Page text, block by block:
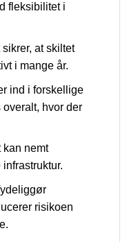
fleksibilitet i
at skiltet
i mange år.
ind i forskellige
hvor der
kan nemt
risikoen